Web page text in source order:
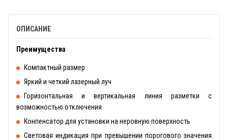
ОПИСАНИЕ
Преимущества
Компактный размер
Яркий и четкий лазерный луч
Горизонтальная и вертикальная линия разметки с
возможностью отключения
Конпенсатор для установки на неровную поверхность
Световая индикация при превышении порогового значения